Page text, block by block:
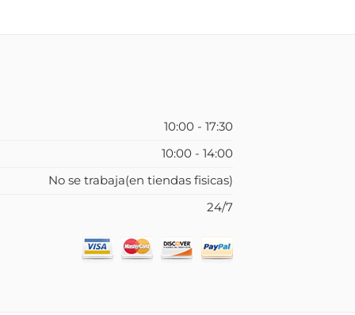
10:00 - 17:30
10:00 - 14:00
No se trabaja(en tiendas fisicas)
24/7